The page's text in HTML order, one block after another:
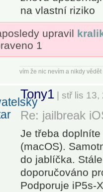
na vlastní riziko
upravil
1
vím že nic nevím a nikdy vědět
Tony1 | stř lis
Re: jailbreak
Je třeba
(macOS).
do jablíčka.
doporučováno
Podporuje iP5s-